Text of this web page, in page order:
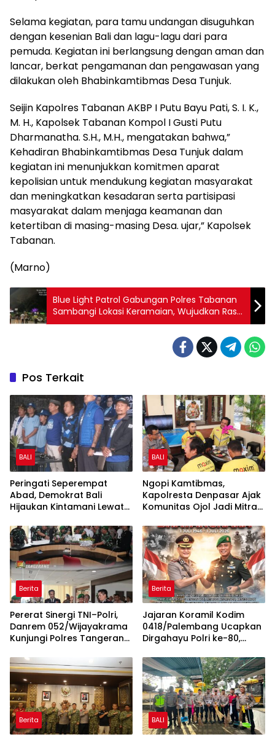
Selama kegiatan, para tamu undangan disuguhkan
dengan kesenian Bali dan lagu-lagu dari para
pemuda. Kegiatan ini berlangsung dengan aman dan
lancar, berkat pengamanan dan pengawasan yang
dilakukan oleh Bhabinkamtibmas Desa Tunjuk.
Seijin Kapolres Tabanan AKBP I Putu Bayu Pati, S. I. K.,
M. H., Kapolsek Tabanan Kompol I Gusti Putu
Dharmanatha. S.H., M.H., mengatakan bahwa,”
Kehadiran Bhabinkamtibmas Desa Tunjuk dalam
kegiatan ini menunjukkan komitmen aparat
kepolisian untuk mendukung kegiatan masyarakat
dan meningkatkan kesadaran serta partisipasi
masyarakat dalam menjaga keamanan dan
ketertiban di masing-masing Desa. ujar,” Kapolsek
Tabanan.
(Marno)
Blue Light Patrol Gabungan Polres Tabanan
Sambangi Lokasi Keramaian, Wujudkan Rasa
Aman untuk Masyarakat
Pos Terkait
BALI
Peringati Seperempat
Abad, Demokrat Bali
Hijaukan Kintamani Lewat
Indonesia ASRI
BALI
Ngopi Kamtibmas,
Kapolresta Denpasar Ajak
Komunitas Ojol Jadi Mitra
Kota
Berita
Pererat Sinergi TNI–Polri,
Danrem 052/Wijayakrama
Kunjungi Polres Tangerang
Berita
Jajaran Koramil Kodim
0418/Palembang Ucapkan
Dirgahayu Polri ke-80,
Berita BALI